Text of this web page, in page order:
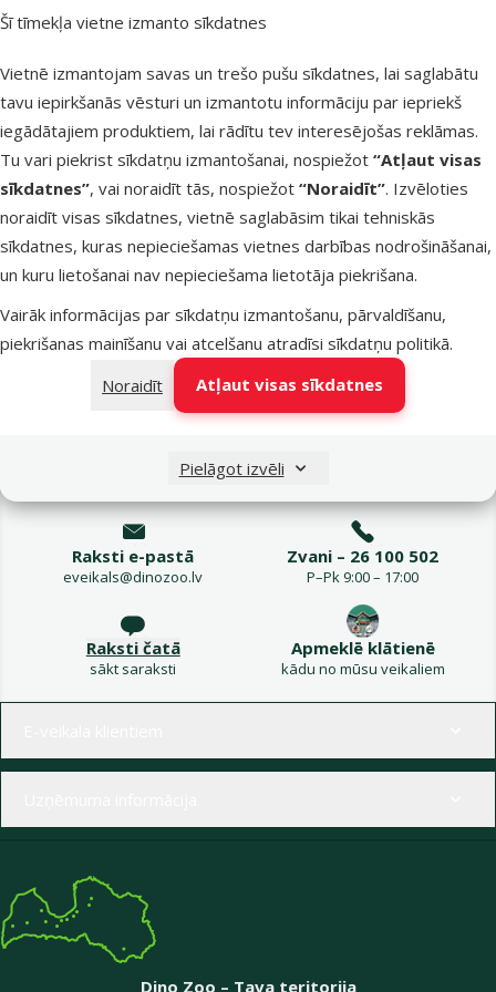
Šī tīmekļa vietne izmanto sīkdatnes
Vietnē izmantojam savas un trešo pušu sīkdatnes, lai saglabātu
tavu iepirkšanās vēsturi un izmantotu informāciju par iepriekš
iegādātajiem produktiem, lai rādītu tev interesējošas reklāmas.
Tu vari piekrist sīkdatņu izmantošanai, nospiežot “Atļaut visas
sīkdatnes”, vai noraidīt tās, nospiežot “Noraidīt”. Izvēloties
noraidīt visas sīkdatnes, vietnē saglabāsim tikai tehniskās
sīkdatnes, kuras nepieciešamas vietnes darbības nodrošināšanai,
un kuru lietošanai nav nepieciešama lietotāja piekrišana.
Vairāk informācijas par sīkdatņu izmantošanu, pārvaldīšanu,
piekrišanas mainīšanu vai atcelšanu atradīsi sīkdatņu politikā.
Noraidīt
Atļaut visas sīkdatnes
Pielāgot izvēli
Filtrs
Preces zivīm > Dīķa zivīm
Kārtot pēc
Adapters
sūknim –
Rubber
Socket
Oriģinālā
Cena
4,98 €
Noliktavā
Raksti e-pastā
eveikals@dinozoo.lv
Zvani – 26 100 502
P–Pk 9:00 – 17:00
Raksti čatā
sākt saraksti
Apmeklē klātienē
kādu no mūsu veikaliem
Dino Zoo – Tava teritorija